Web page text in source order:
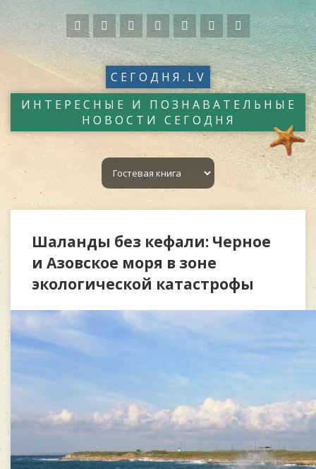
СЕГОДНЯ.LV
ИНТЕРЕСНЫЕ И ПОЗНАВАТЕЛЬНЫЕ
НОВОСТИ СЕГОДНЯ
Шаланды без кефали: Черное
и Азовское моря в зоне
экологической катастрофы